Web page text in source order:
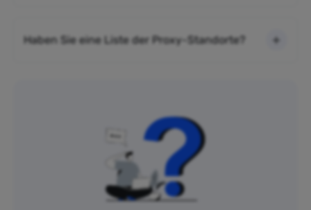
Haben Sie eine Liste der Proxy-Standorte?